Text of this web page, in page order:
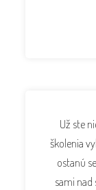
Už ste
školenia
ostanú
sami nad